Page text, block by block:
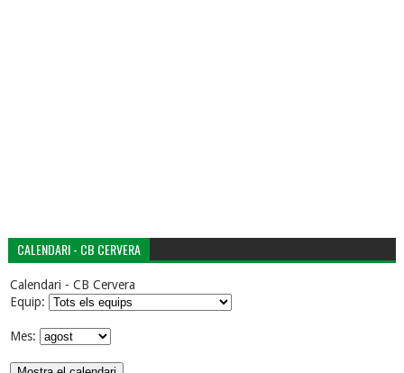
CALENDARI - CB CERVERA
Calendari - CB Cervera
Equip:
Mes: